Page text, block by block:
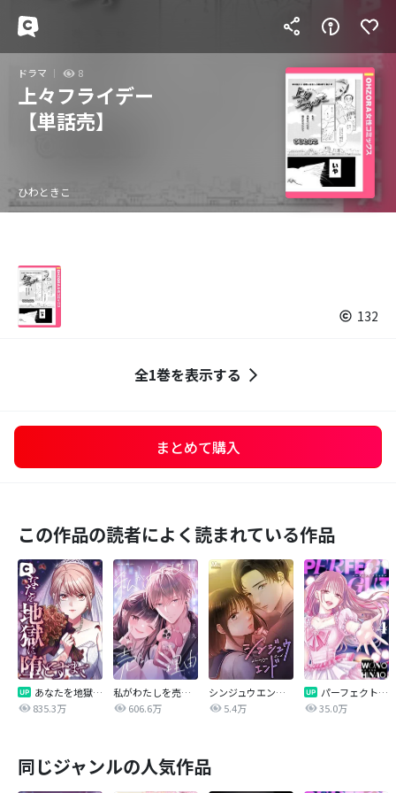
ドラマ 8
上々フライデー
【単話売】
ひわときこ
132
全1巻を表示する
まとめて購入
この作品の読者によく読まれている作品
あなたを地獄に堕とすまで
835.3万
私がわたしを売る理由
606.6万
シンジュウエンド【タテヨミ】
5.4万
パーフェクトグリッター
35.0万
同じジャンルの人気作品